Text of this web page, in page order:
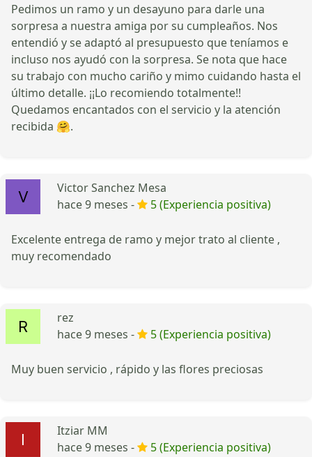
Pedimos un ramo y un desayuno para darle una
sorpresa a nuestra amiga por su cumpleaños. Nos
entendió y se adaptó al presupuesto que teníamos e
incluso nos ayudó con la sorpresa. Se nota que hace
su trabajo con mucho cariño y mimo cuidando hasta el
último detalle. ¡¡Lo recomiendo totalmente!!
Quedamos encantados con el servicio y la atención
recibida 🤗.
Victor Sanchez Mesa
hace 9 meses -
5 (Experiencia positiva)
Excelente entrega de ramo y mejor trato al cliente ,
muy recomendado
rez
hace 9 meses -
5 (Experiencia positiva)
Muy buen servicio , rápido y las flores preciosas
Itziar MM
hace 9 meses -
5 (Experiencia positiva)